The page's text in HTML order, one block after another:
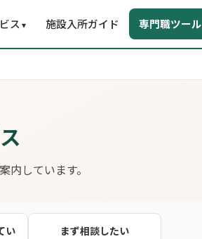
ス ▾ 施設入所ガイド 専門職ツール
しています。
い
まず相談したい